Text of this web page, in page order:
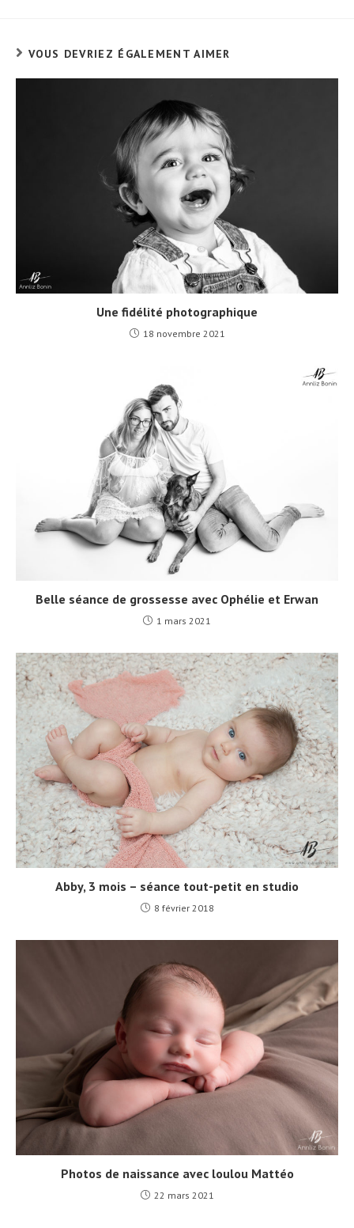
VOUS DEVRIEZ ÉGALEMENT AIMER
Une fidélité photographique
18 novembre 2021
Belle séance de grossesse avec Ophélie et Erwan
1 mars 2021
Abby, 3 mois – séance tout-petit en studio
8 février 2018
Photos de naissance avec loulou Mattéo
22 mars 2021